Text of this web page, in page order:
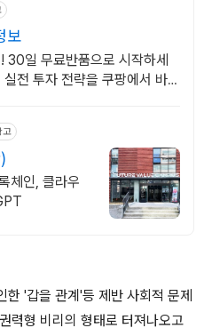
보
30일 무료반품으로 시작하세
전 투자 전략을 쿠팡에서 바로
고
체인, 클라우
한 '갑을 관계'등 제반 사회적 문제
력형 비리의 형태로 터져나오고